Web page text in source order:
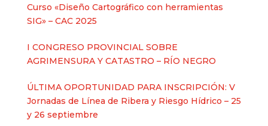
Curso «Diseño Cartográfico con herramientas
SIG» – CAC 2025
I CONGRESO PROVINCIAL SOBRE
AGRIMENSURA Y CATASTRO – RÍO NEGRO
ÚLTIMA OPORTUNIDAD PARA INSCRIPCIÓN: V
Jornadas de Línea de Ribera y Riesgo Hídrico – 25
y 26 septiembre